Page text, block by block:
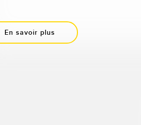
En savoir plus